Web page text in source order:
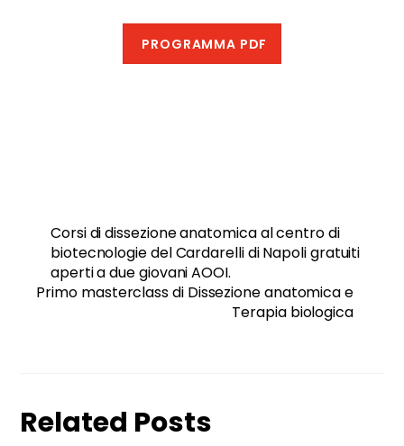
PROGRAMMA PDF
Corsi di dissezione anatomica al centro di
biotecnologie del Cardarelli di Napoli gratuiti
aperti a due giovani AOOI.
Primo masterclass di Dissezione anatomica e
Terapia biologica
Related Posts